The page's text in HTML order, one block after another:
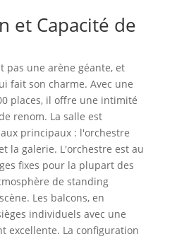
et Capacité de
pas une arène géante, et
fait son charme. Avec une
places, il offre une intimité
renom. La salle est
principaux : l'orchestre
la galerie. L'orchestre est au
fixes pour la plupart des
de standing
Les balcons, en
individuels avec une
excellente. La configuration